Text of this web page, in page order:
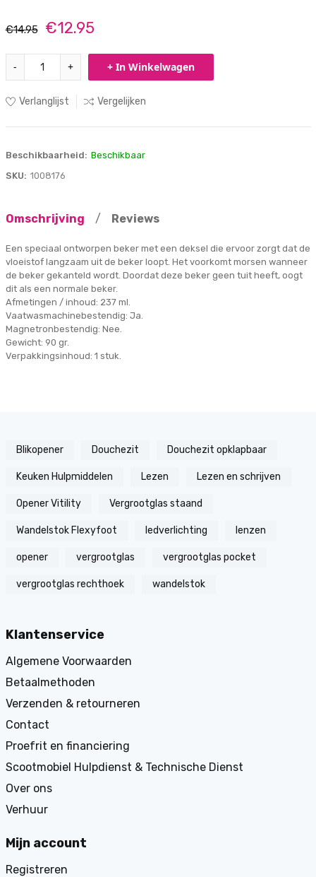
€14.95 €12.95
- + + In Winkelwagen
Verlanglijst Vergelijken
Beschikbaarheid: Beschikbaar
SKU: 1008176
Omschrijving / Reviews
Een speciaal ontworpen beker met een deksel die ervoor zorgt dat de
vloeistof langzaam uit de beker loopt. Het voorkomt morsen wanneer
de beker gekanteld wordt. Doordat deze beker geen tuit heeft, oogt
dit als een normale beker.
Afmetingen / inhoud: 237 ml.
Vaatwasmachinebestendig: Ja.
Magnetronbestendig: Nee.
Gewicht: 90 gr.
Verpakkingsinhoud: 1 stuk.
Blikopener Douchezit Douchezit opklapbaar
Keuken Hulpmiddelen Lezen Lezen en schrijven
Opener Vitility Vergrootglas staand
Wandelstok Flexyfoot ledverlichting lenzen
opener vergrootglas vergrootglas pocket
vergrootglas rechthoek wandelstok
Klantenservice
Algemene Voorwaarden
Betaalmethoden
Verzenden & retourneren
Contact
Proefrit en financiering
Scootmobiel Hulpdienst & Technische Dienst
Over ons
Verhuur
Mijn account
Registreren